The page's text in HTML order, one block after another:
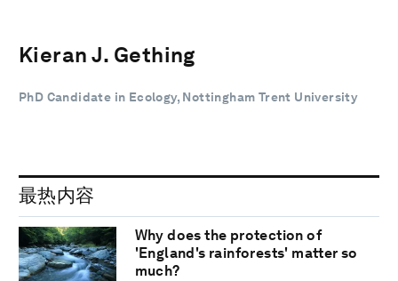
Kieran J. Gething
PhD Candidate in Ecology, Nottingham Trent University
最热内容
Why does the protection of
'England's rainforests' matter so
much?